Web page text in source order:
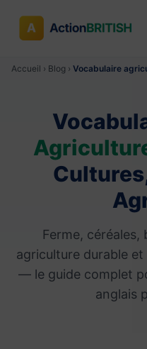
Accueil › Blog › Vocabulaire
Ferme, céréales,
agriculture durable
— le guide complet
anglais